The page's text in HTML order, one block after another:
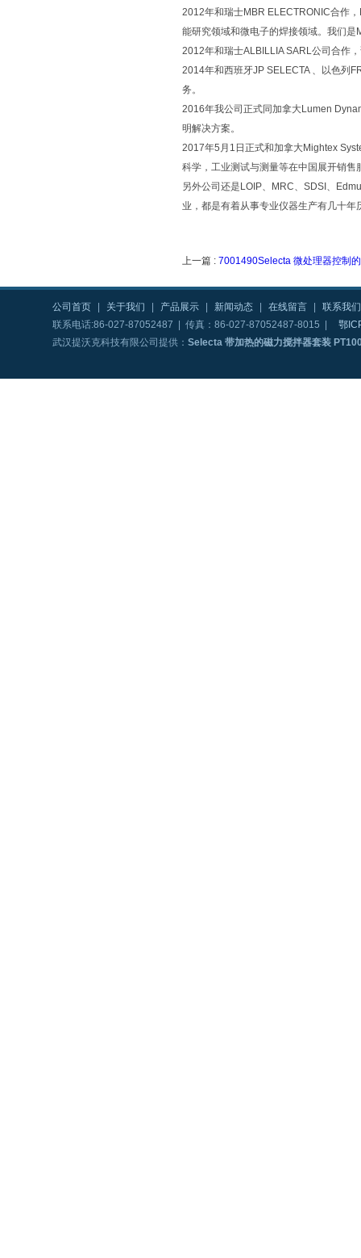
2012年和瑞士MBR ELECTRONIC合作
能研究领域和微电子的焊接领域。我们
2012年和瑞士ALBILLIA SARL公司合作
2014年和西班牙JP SELECTA 、以色列
务。
2016年我公司正式同加拿大Lumen
明解决方案。
2017年5月1日正式和加拿大Mightex
科学，工业测试与测量等在中国展开销售
另外公司还是LOIP、MRC、SDSI、
业，都是有着从事专业仪器生产有几十
上一篇 : 7001490Selecta 微处理器控制
公司首页 关于我们 产品展示 新闻动态 在线留言
联系我们
联系电话:86-027-87052487 | 传真：86-027-87052487-8015 |
鄂
武汉提沃克科技有限公司提供： Selecta 带加热的磁力搅拌器套装